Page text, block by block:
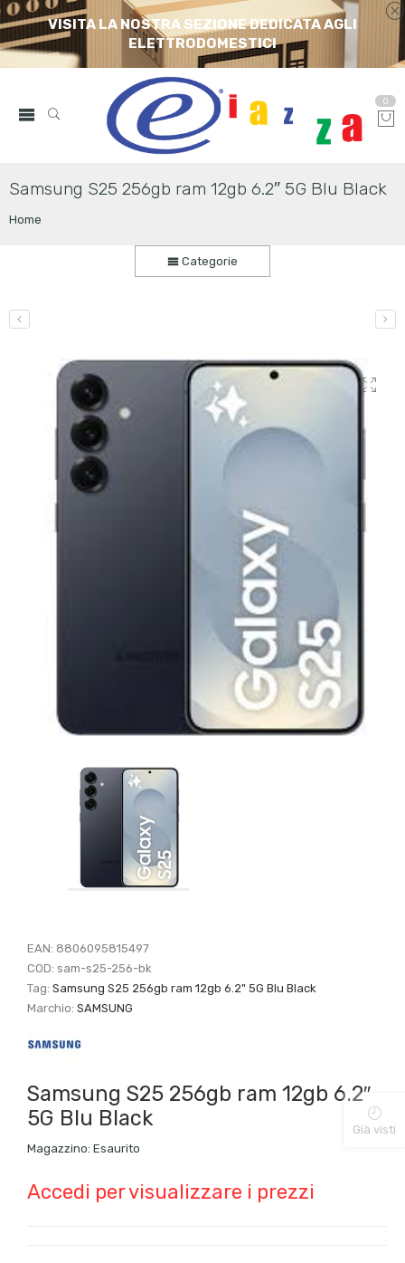
VISITA LA NOSTRA SEZIONE DEDICATA AGLI
ELETTRODOMESTICI
0
Samsung S25 256gb ram 12gb 6.2″ 5G Blu Black
Home
Categorie
EAN: 8806095815497
COD:sam-s25-256-bk
Tag:Samsung S25 256gb ram 12gb 6.2" 5G Blu Black
Marchio:SAMSUNG
Samsung S25 256gb ram 12gb 6.2″
5G Blu Black
Magazzino: Esaurito
Accedi per visualizzare i prezzi
Già visti